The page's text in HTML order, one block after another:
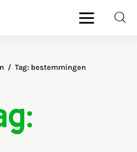
Tag: bestemmingen